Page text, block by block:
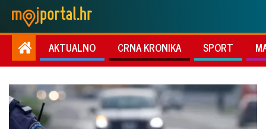
AKTUALNO CRNA KRONIKA SPORT